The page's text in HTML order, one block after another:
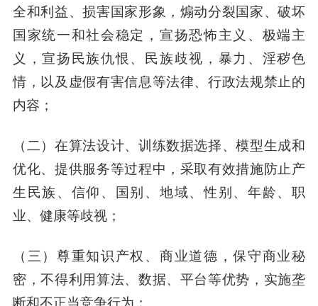
全和利益、损害国家形象，煽动分裂国家、破坏
国家统一和社会稳定，宣扬恐怖主义、极端主
义，宣扬民族仇恨、民族歧视，暴力、淫秽色
情，以及虚假有害信息等法律、行政法规禁止的
内容；
（二）在算法设计、训练数据选择、模型生成和
优化、提供服务等过程中，采取有效措施防止产
生民族、信仰、国别、地域、性别、年龄、职
业、健康等歧视；
（三）尊重知识产权、商业道德，保守商业秘
密，不得利用算法、数据、平台等优势，实施垄
断和不正当竞争行为；